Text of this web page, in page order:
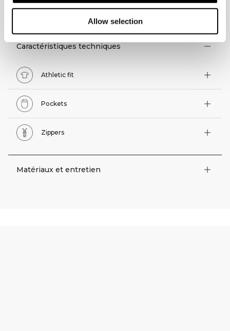
Allow selection
ASPECTS TECHNIQUES
Caractéristiques techniques
Athletic fit
Pockets
Zippers
Matériaux et entretien